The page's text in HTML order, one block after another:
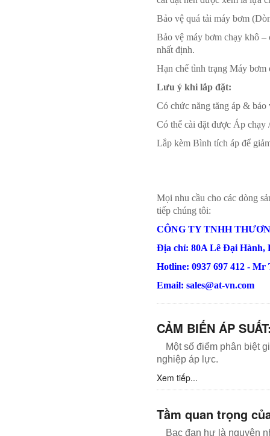
Bảo vệ quá tải máy bơm
Bảo vệ máy bơm chạy khô
nhất định.
Hạn chế tình trạng Máy
Lưu ý khi lắp đặt:
Có chức năng tăng áp & bảo
Có thể cài đặt được Áp chạy
Lắp kèm Bình tích áp để
Mọi nhu cầu cho các dòng
tiếp chúng tôi:
CÔNG TY TNHH
Địa chỉ: 80A Lê Đại Hành,
Hotline: 0937 697 412 - Mr
Email: sales@at-vn.com
CẢM BIẾN ÁP
Một số điểm phân biệt
nghiệp áp lực.
Xem tiếp...
Tầm quan trọng
Bạc đạn hư là nguyên